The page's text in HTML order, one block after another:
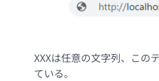
XXXは任意の文字列、この
ている。